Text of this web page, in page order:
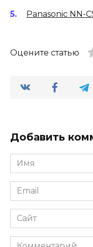
Panasonic NN-
Оцените статью
Добавить
Имя
*
Email
*
Сайт
Комментарий